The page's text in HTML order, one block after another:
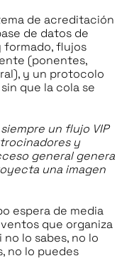
de acreditación
de datos de
flujos
(ponentes,
y un protocolo
que la cola se
un flujo VIP
y
general genera
una imagen
espera de media
que organiza
lo sabes, no lo
no lo puedes